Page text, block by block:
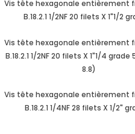
Vis tête hexagonale entièrement
B.18.2.1 1/2NF 20 filets X 1"1/2
Vis tête hexagonale entièrement
B.18.2.1 1/2NF 20 filets X 1"1/4
8.8)
Vis tête hexagonale entièrement
B.18.2.1 1/4NF 28 filets X 1/2"